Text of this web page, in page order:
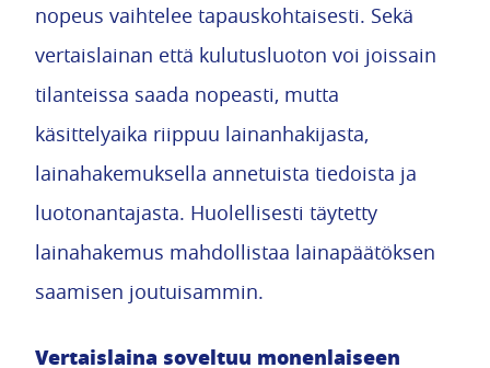
nopeus vaihtelee tapauskohtaisesti. Sekä
vertaislainan että kulutusluoton voi joissain
tilanteissa saada nopeasti, mutta
käsittelyaika riippuu lainanhakijasta,
lainahakemuksella annetuista tiedoista ja
luotonantajasta. Huolellisesti täytetty
lainahakemus mahdollistaa lainapäätöksen
saamisen joutuisammin.
Vertaislaina soveltuu monenlaiseen